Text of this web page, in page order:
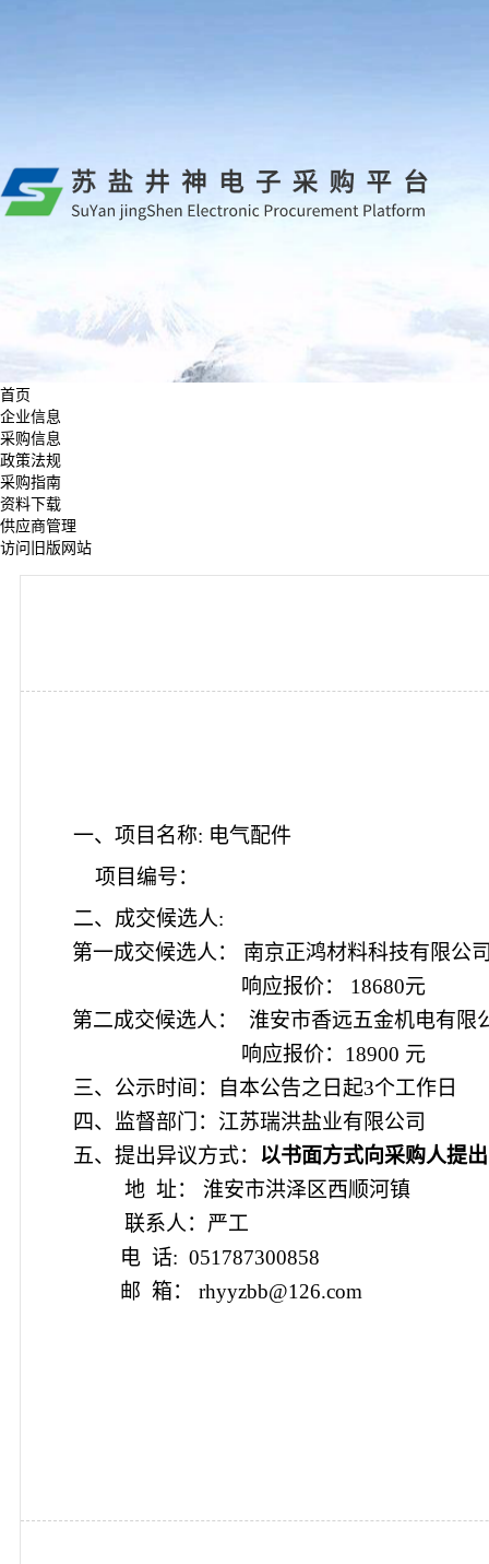
首页
企业信息
采购信息
政策法规
采购指南
资料下载
供应商管理
访问旧版网站
一、项目名称: 电气配件
项目编号：
二、成交候选人:
第一成交候选人： 南京正鸿材料科技有限公
响应报价： 18680元
第二成交候选人： 淮安市香远五金机电有限
响应报价：18900 元
三、公示时间：自本公告之日起3个工作日
四、监督部门： 江苏瑞洪盐业有限公司
五、提出异议方式： 以书面方式向采购人提出
地 址： 淮安市洪泽区西顺河镇
联系人：严工
电 话: 051787300858
邮 箱： rhyyzbb@126.com